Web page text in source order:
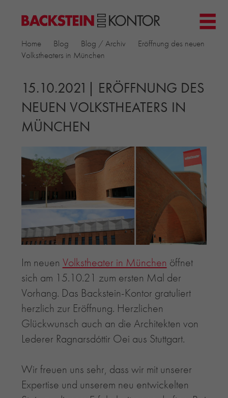
PROJEKTE
▼
KIRCHEN
MEHRFAMILIENHÄUSER
MUSEEN
EINFAMILIENHÄUSER
BILDUNG & FORSCHUNG
PRODUKTE
▼
RIEMCHENKOLLEKTIONEN TONWERK
ALLGEMEINE RIEMCHENKOLLEKTIONEN
PETERSEN TEGL
RECYCLING-ZIEGEL
RE-USE-ZIEGEL
RE-USE-MÖRTEL
FASSADENPLANUNG (SCHWEIZ)
PRIVATKUNDEN
ÜBER UNS
BLOG
Home Blog Blog / Archiv
Eröffnung des neuen
Volkstheaters in München
15.10.2021| ERÖFFNUNG DES
NEUEN VOLKSTHEATERS IN
MÜNCHEN
Im neuen Volkstheater in München öffnet
sich am 15.10.21 zum ersten Mal der
Vorhang. Das Backstein-Kontor gratuliert
herzlich zur Eröffnung. Herzlichen
Glückwunsch auch an die Architekten von
Lederer Ragnarsdóttir Oei aus Stuttgart.
Wir freuen uns sehr, dass wir mit unserer
Expertise und unserem neu entwickelten